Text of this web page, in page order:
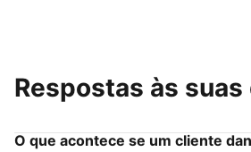
Respostas às
O que acontece se um cliente